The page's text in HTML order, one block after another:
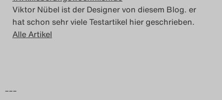
2016
Das Theatertreffen-Blog
Viktor Nübel ist der Designer von diesem Blog. er
hat schon sehr viele Testartikel hier geschrieben.
Alle Artikel
–––